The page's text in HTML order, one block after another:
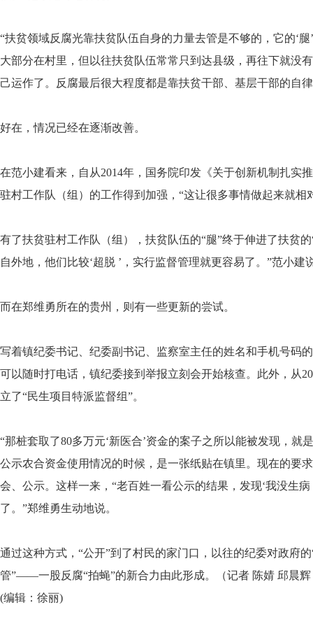
“扶贫领域反腐光靠扶贫队伍自身的力量去管是不够的，它的‘
大部分在村里，但以往扶贫队伍常常只到达县级，再往下就没
己运作了。反腐最后很大程度都是靠扶贫干部、基层干部的自
好在，情况已经在逐渐改善。
在范小建看来，自从2014年，国务院印发《关于创新机制扎实
驻村工作队（组）的工作得到加强，“这让很多事情做起来就相
有了扶贫驻村工作队（组），扶贫队伍的“腿”终于伸进了扶贫
自外地，他们比较‘超脱 ’，实行监督管理就更容易了。”范小建
而在郑维勇所在的贵州，则有一些更新的尝试。
写着镇纪委书记、纪委副书记、监察室主任的姓名和手机号码
可以随时打电话，镇纪委接到举报立刻会开始核查。此外，从
立了“民生项目特派监督组”。
“那桩套取了80多万元‘新医合’资金的案子之所以能被发现，就
公示农合资金使用情况的时候，是一张纸贴在镇里。现在的要
会、公示。这样一来，“老百姓一看公示的结果，发现‘我没生
了。”郑维勇生动地说。
通过这种方式，“公开”到了村民的家门口，以往的纪委对政府
管”——一股反腐“拍蝇”的新合力由此形成。（记者 陈婧 邱晨辉
(编辑：徐丽)